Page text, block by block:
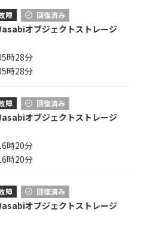
障 回復済み
オブジェクトストレージ
時28分
時28分
障 回復済み
オブジェクトストレージ
時20分
時20分
障 回復済み
オブジェクトストレージ